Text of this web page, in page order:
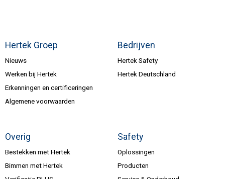
Hertek Groep
Nieuws
Werken bij Hertek
Erkenningen en certificeringen
Algemene voorwaarden
Bedrijven
Hertek Safety
Hertek Deutschland
Overig
Bestekken met Hertek
Bimmen met Hertek
Safety
Oplossingen
Producten